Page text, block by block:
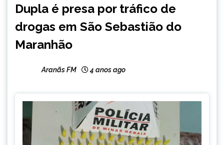
MINAS
GERAIS
NOTÍCIAS
Dupla é presa por tráfico de
drogas em São Sebastião do
Maranhão
Aranãs FM 4 anos ago